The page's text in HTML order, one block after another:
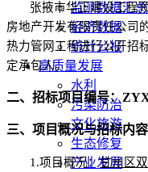
监测数据汇总
经济数据
统计公报
高质量发展
水利
污染防治
文化旅游
生态修复
产业发展
张掖市华正建设工程
房地产开发有限责任公司
热力管网工程进行公开招标
定承包人。
二、招标项目编号：
三、项目概况与招标内容
1.项目概况：甘州区